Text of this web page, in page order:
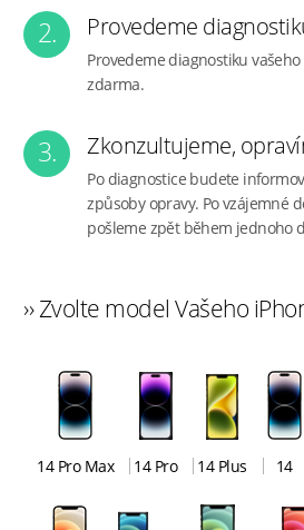
2. Provedeme
Provedeme diagnostiku
zdarma.
3. Zkonzultujeme,
Po diagnostice budete
způsoby opravy. Po vzájemné
pošleme zpět během jednoho
›› Zvolte model Vašeho
14 Pro Max 14 Pro 14 Plus 14